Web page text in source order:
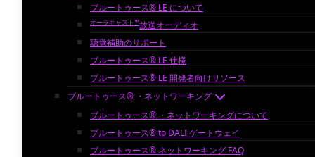
ブルートゥース® LE について
オーラキャスト™放送オーディオ
聴覚補助のサポート
ブルートゥース® LE 仕様
ブルートゥース® LE 開発者向けリソース
ブルートゥース® ・ネットワーキング
ブルートゥース® ・ネットワーキングについて
ブルートゥース® to DALI ゲートウェイ
ブルートゥース® ネットワーキング FAQ